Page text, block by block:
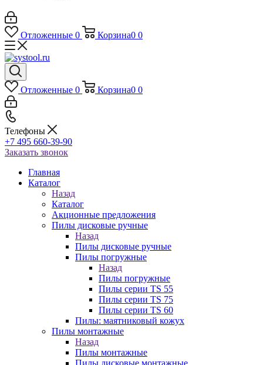
Отложенные 0 Корзина0 0
Отложенные 0 Корзина0 0
Телефоны
+7 495 660-39-90
Заказать звонок
Главная
Каталог
Назад
Каталог
Акционные предложения
Пилы дисковые ручные
Назад
Пилы дисковые ручные
Пилы погружные
Назад
Пилы погружные
Пилы серии TS 55
Пилы серии TS 75
Пилы серии TS 60
Пилы: маятниковый кожух
Пилы монтажные
Назад
Пилы монтажные
Пилы дисковые монтажные